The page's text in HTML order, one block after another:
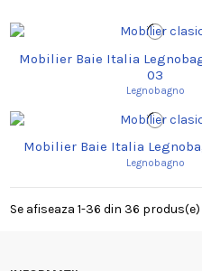
Mobilier Baie Italia
03
Legnobagno
Mobilier Baie Italia
Legnobagno
Se afiseaza 1-36 din 36 produs(e)